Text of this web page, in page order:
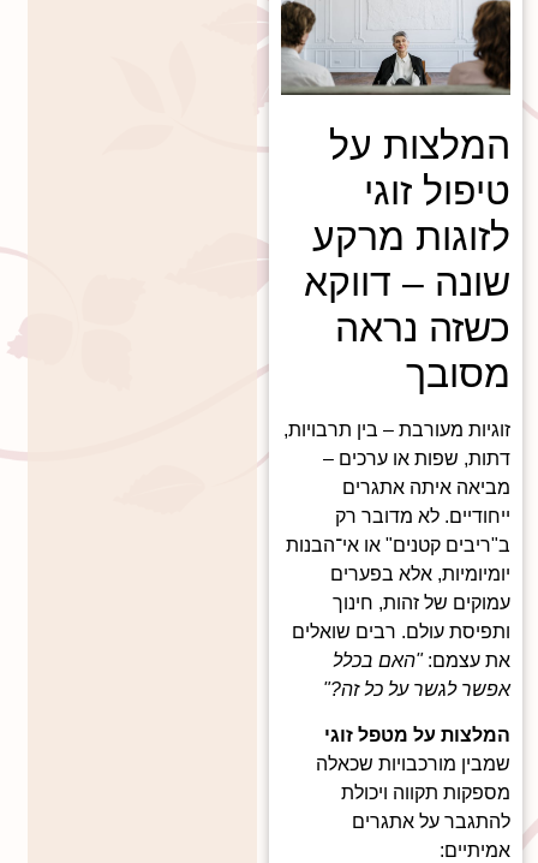
המלצות על
טיפול זוגי
לזוגות מרקע
שונה – דווקא
כשזה נראה
מסובך
זוגיות מעורבת – בין תרבויות,
דתות, שפות או ערכים –
מביאה איתה אתגרים
ייחודיים. לא מדובר רק
ב"ריבים קטנים" או אי־הבנות
יומיומיות, אלא בפערים
עמוקים של זהות, חינוך
ותפיסת עולם. רבים שואלים
את עצמם:"האם בכלל
אפשר לגשר על כל זה?"
המלצות על מטפל זוגי
שמבין מורכבויות שכאלה
מספקות תקווה ויכולת
להתגבר על אתגרים
אמיתיים: